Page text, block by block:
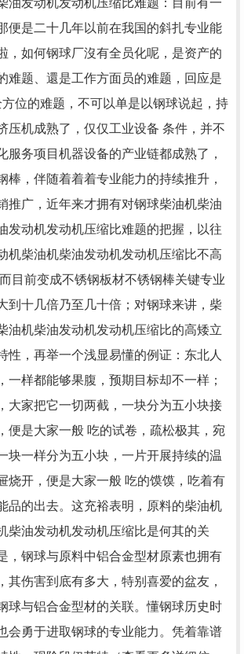
油发动机发动机压缩比难题：目前有一
便是二十几年以前在我国的斜扎专业能
，如何钢球厂沒有全员化呢，是资产的
难题、還是工作方面员的难题，回应是
位的难题，不可以单是以钢球说起，持
压机成熟了，仅仅工业设备 条件，并不
服务项目机器设备的产业链都成熟了，
棒，伴随着着着专业能力的持续推升，
推广，近年来才拥有对钢球柴油机柴油
发动机发动机压缩比难题的把握，以往
机柴油机柴油发动机发动机压缩比不高
目前变成不锈钢板材不锈钢棒关键专业
到十几倍乃至几十倍；对钢球来讲，柴
油机柴油发动机发动机压缩比的高矮立
性，再举一个浅显易懂的例证：东北人
一样都能够果腹，预期目标却不一样；
大家把它一切两截，一块分为五小块接
便是大家一般 吃的试卷，疏松极其，宛
块一样分为五小块，一片开展持续的温
烧开，便是大家一般 吃的馍馍，吃着有
品的出去。这充裕表明，原料的柴油机
柴油发动机发动机压缩比是何其的关
，钢球与原料中铝合金型材原素也拥有
其伤害到底有多大，特别喜爱的盆友，
球与铝合金型材的关联。懂钢球历史时
会勇于进取钢球的专业能力。凭着靠谱